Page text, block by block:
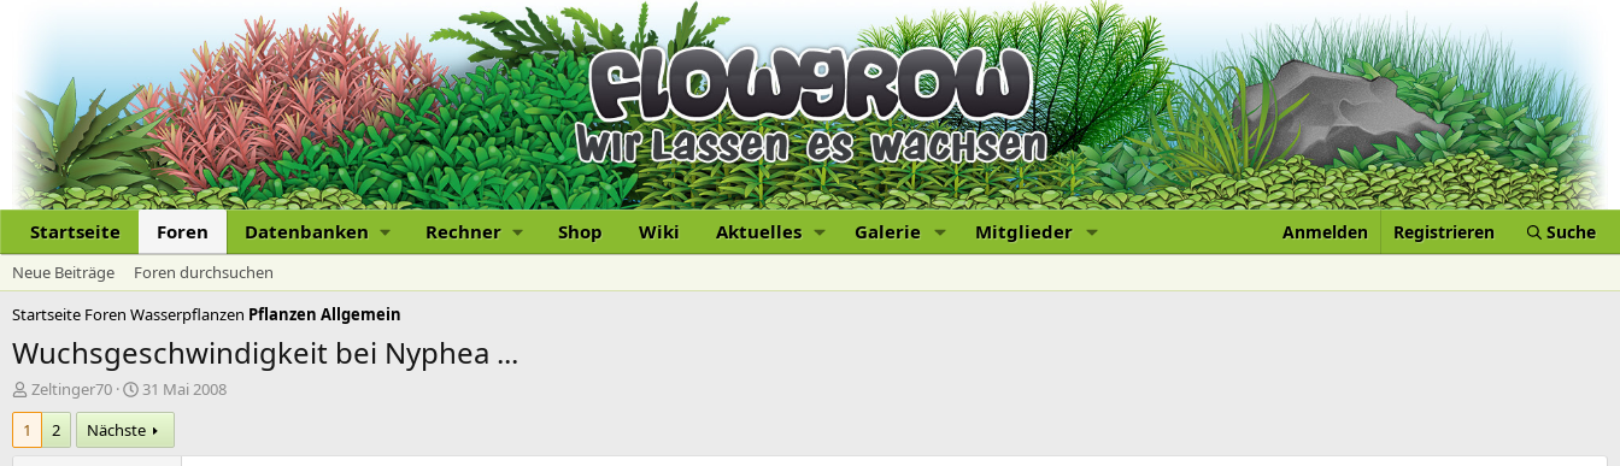
Startseite Foren Datenbanken Rechner Shop Wiki Aktuelles Galerie Mitglieder Anmelden Registrieren Suche
Neue Beiträge
Foren durchsuchen
Startseite Foren Wasserpflanzen Pflanzen Allgemein
Wuchsgeschwindigkeit bei Nyphea ...
E
r
t
Zeltinger70
E
r
s
t
31 Mai 2008
1
2 Nächste